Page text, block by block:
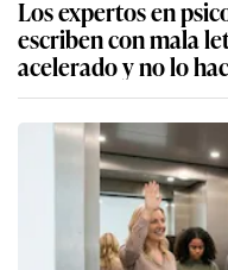
Los expertos en
escriben con mala
acelerado y no lo